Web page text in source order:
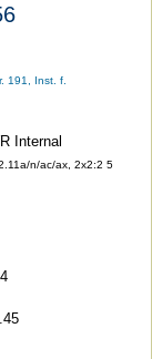
191, Inst. f.
Internal
n/ac/ax, 2x2:2 5